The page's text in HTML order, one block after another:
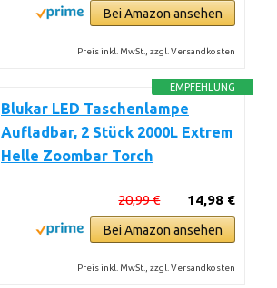
Bei Amazon ansehen
Preis inkl. MwSt., zzgl. Versandkosten
EMPFEHLUNG
Blukar LED Taschenlampe
Aufladbar, 2 Stück 2000L Extrem
Helle Zoombar Torch
14,98 €
20,99 €
Bei Amazon ansehen
Preis inkl. MwSt., zzgl. Versandkosten